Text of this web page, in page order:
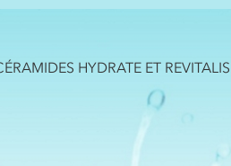
HYDRATE ET